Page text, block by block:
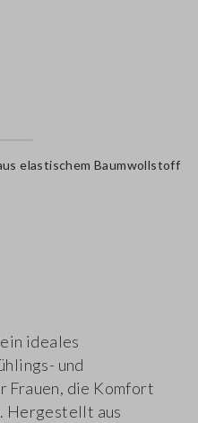
elastischem Baumwollstoff
ideales
und
Frauen, die Komfort
Hergestellt aus